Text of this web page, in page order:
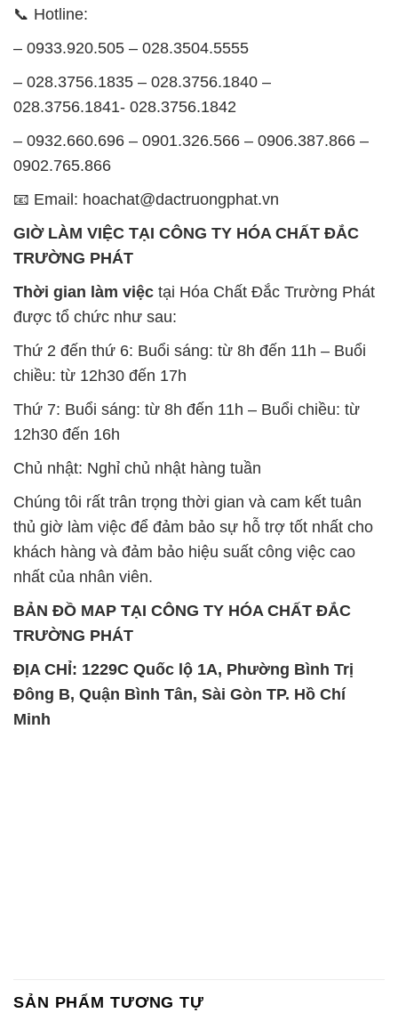
📞 Hotline:
– 0933.920.505 – 028.3504.5555
– 028.3756.1835 – 028.3756.1840 –
028.3756.1841- 028.3756.1842
– 0932.660.696 – 0901.326.566 – 0906.387.866 –
0902.765.866
📧 Email: hoachat@dactruongphat.vn
GIỜ LÀM VIỆC TẠI CÔNG TY HÓA CHẤT ĐẮC
TRƯỜNG PHÁT
Thời gian làm việc tại Hóa Chất Đắc Trường Phát
được tổ chức như sau:
Thứ 2 đến thứ 6: Buổi sáng: từ 8h đến 11h – Buổi
chiều: từ 12h30 đến 17h
Thứ 7: Buổi sáng: từ 8h đến 11h – Buổi chiều: từ
12h30 đến 16h
Chủ nhật: Nghỉ chủ nhật hàng tuần
Chúng tôi rất trân trọng thời gian và cam kết tuân
thủ giờ làm việc để đảm bảo sự hỗ trợ tốt nhất cho
khách hàng và đảm bảo hiệu suất công việc cao
nhất của nhân viên.
BẢN ĐỒ MAP TẠI CÔNG TY HÓA CHẤT ĐẮC
TRƯỜNG PHÁT
ĐỊA CHỈ: 1229C Quốc lộ 1A, Phường Bình Trị
Đông B, Quận Bình Tân, Sài Gòn TP. Hồ Chí
Minh
SẢN PHẨM TƯƠNG TỰ